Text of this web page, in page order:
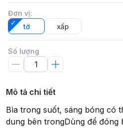
Đơn vị:
tờ
xấp
Số lượng
Mô tả chi tiết
Bìa trong suốt, sáng bóng có
dung bên trongDùng để đóng